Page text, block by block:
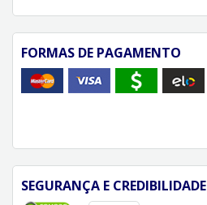
FORMAS DE PAGAMENTO
SEGURANÇA E CREDIBILIDADE